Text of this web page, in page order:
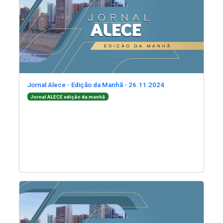
(Abre em nova janela)
Jornal Alece - Edição da Manhã - 26.11.2024(Abre em nova
Jornal ALECE edição da manhã
(Abre em nova janela)